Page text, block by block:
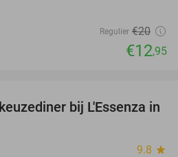
Regulier €20
€12,95
33%
bij L'Essenza in
9.8 star